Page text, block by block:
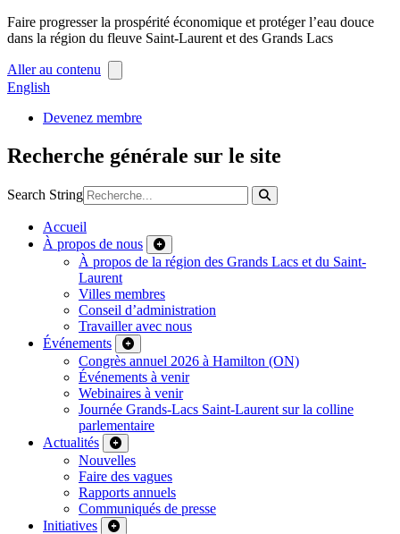
Faire progresser la prospérité économique et protéger l’eau douce
dans la région du fleuve Saint-Laurent et des Grands Lacs
Aller au contenu
English
Devenez membre
Recherche générale sur le site
Search String
Accueil
À propos de nous
À propos de la région des Grands Lacs et du Saint-
Laurent
Villes membres
Conseil d’administration
Travailler avec nous
Événements
Congrès annuel 2026 à Hamilton (ON)
Événements à venir
Webinaires à venir
Journée Grands-Lacs Saint-Laurent sur la colline
parlementaire
Actualités
Nouvelles
Faire des vagues
Rapports annuels
Communiqués de presse
Initiatives